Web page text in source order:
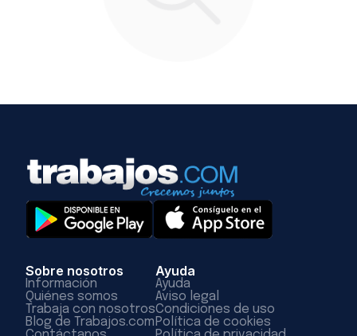
Sobre nosotros
Información
Quiénes somos
Trabaja con nosotros
Blog de Trabajos.com
Ayuda
Ayuda
Aviso legal
Condiciones de uso
Política de cookies